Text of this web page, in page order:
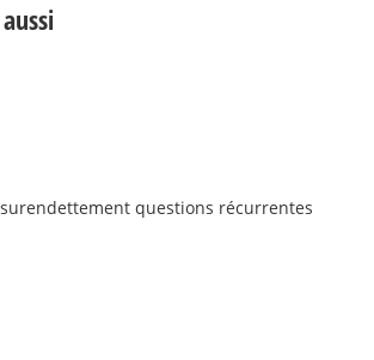
questions récurrentes